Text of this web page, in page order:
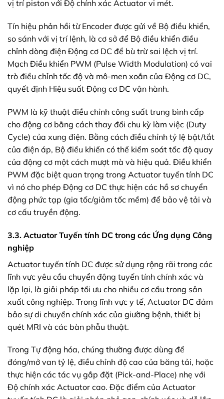
vị trí piston với Độ chính xác Actuator vi mét.
Tín hiệu phản hồi từ Encoder được gửi về Bộ điều khiển,
so sánh với vị trí lệnh, là cơ sở để Bộ điều khiển điều
chỉnh dòng điện Động cơ DC để bù trừ sai lệch vị trí.
Mạch Điều khiển PWM (Pulse Width Modulation) có vai
trò điều chỉnh tốc độ và mô-men xoắn của Động cơ DC,
quyết định Hiệu suất Động cơ DC vận hành.
PWM là kỹ thuật điều chỉnh công suất trung bình cấp
cho động cơ bằng cách thay đổi chu kỳ làm việc (Duty
Cycle) của xung điện. Bằng cách điều chỉnh tỷ lệ bật/tắt
của điện áp, Bộ điều khiển có thể kiểm soát tốc độ quay
của động cơ một cách mượt mà và hiệu quả. Điều khiển
PWM đặc biệt quan trọng trong Actuator tuyến tính DC
vì nó cho phép Động cơ DC thực hiện các hồ sơ chuyển
động phức tạp (gia tốc/giảm tốc mềm) để bảo vệ tải và
cơ cấu truyền động.
3.3. Actuator Tuyến tính DC trong các Ứng dụng Công
nghiệp
Actuator tuyến tính DC được sử dụng rộng rãi trong các
lĩnh vực yêu cầu chuyển động tuyến tính chính xác và
lặp lại, là giải pháp tối ưu cho nhiều cơ cấu trong sản
xuất công nghiệp. Trong lĩnh vực y tế, Actuator DC đảm
bảo sự di chuyển chính xác của giường bệnh, thiết bị
quét MRI và các bàn phẫu thuật.
Trong Tự động hóa, chúng thường được dùng để
đóng/mở van tỷ lệ, điều chỉnh độ cao của băng tải, hoặc
thực hiện các tác vụ gắp đặt (Pick-and-Place) nhẹ với
Độ chính xác Actuator cao. Đặc điểm của Actuator